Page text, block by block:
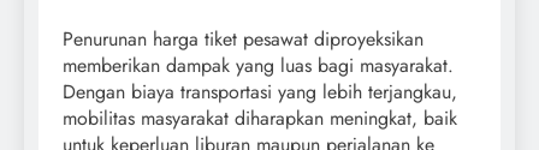
Penurunan harga tiket pesawat diproyeksikan
memberikan dampak yang luas bagi masyarakat.
Dengan biaya transportasi yang lebih terjangkau,
mobilitas masyarakat diharapkan meningkat, baik